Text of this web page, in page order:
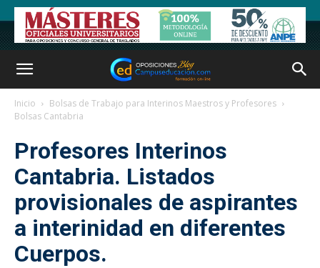
Inicio
Bolsas de Trabajo para Interinos Maestros y Profesores
Bolsas Cantabria
Profesores Interinos
Cantabria. Listados
provisionales de aspirantes
a interinidad en diferentes
Cuerpos.